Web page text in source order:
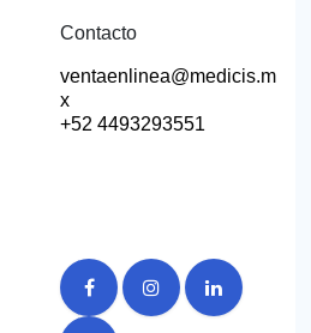
Contacto
ventaenlinea@medicis.m
x
+52 4493293551